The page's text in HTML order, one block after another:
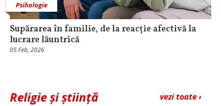
Psihologie
Supărarea în familie, de la reacție afectivă la
lucrare lăuntrică
05 Feb, 2026
vezi toate ›
Religie și știință